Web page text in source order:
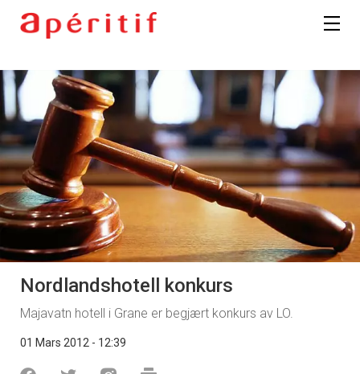
Nordlandshotell konkurs
Majavatn hotell i Grane er begjært konkurs av LO.
01 Mars 2012 - 12:39